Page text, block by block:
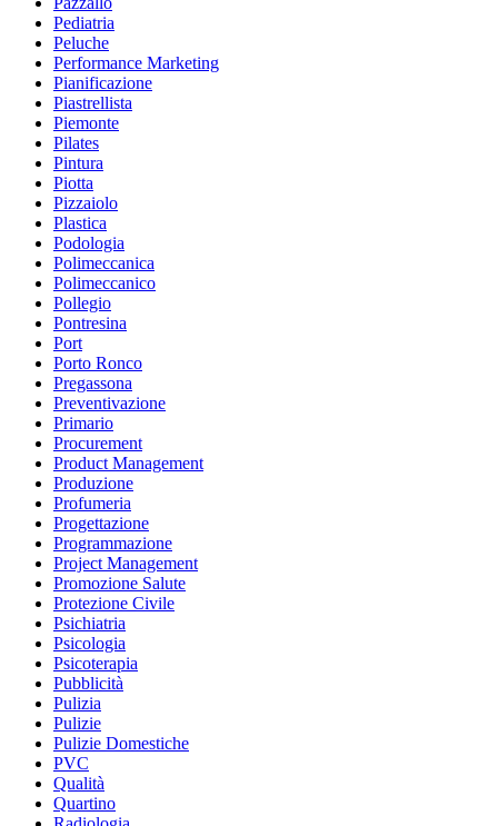
Pediatria
Peluche
Performance Marketing
Pianificazione
Piastrellista
Piemonte
Pilates
Pintura
Piotta
Pizzaiolo
Plastica
Podologia
Polimeccanica
Polimeccanico
Pollegio
Pontresina
Port
Porto Ronco
Pregassona
Preventivazione
Primario
Procurement
Product Management
Produzione
Profumeria
Progettazione
Programmazione
Project Management
Promozione Salute
Protezione Civile
Psichiatria
Psicologia
Psicoterapia
Pubblicità
Pulizia
Pulizie
Pulizie Domestiche
PVC
Qualità
Quartino